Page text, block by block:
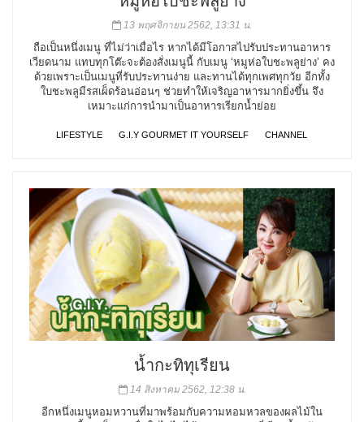
13 พฤศจิกายน 2562, 13:31 น.
ถือเป็นหนึ่งเมนู ที่ไม่ว่าเมื่อไร หากได้มีโอกาสไปรับประทานอาหาร
เวียดนาม แทบทุกโต๊ะจะต้องสั่งเมนูนี้ กับเมนู ‘หมูห่อใบชะพลูย่าง’ คง
ด้วยเพราะเป็นเมนูที่รับประทานง่าย และทานได้ทุกเพศทุกวัย อีกทั้ง
ใบชะพลูมีรสเผ็ดร้อนอ่อนๆ ช่วยทำให้เจริญอาหารมากยิ่งขึ้น จึง
เหมาะแก่การนำมาเป็นอาหารเรียกน้ำย่อย
LIFESTYLE G.I.Y GOURMET IT YOURSELF CHANNEL
น้ำกะทิทุเรียน
14 สิงหาคม 2562, 12:38 น.
อีกหนึ่งเมนูหอมหวานที่มาพร้อมกับความหอมหวลของผลไม้ใน